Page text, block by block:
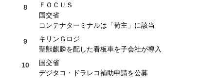
ＦＯＣＵＳ
国交省
コンテナターミナルは「荷主」に該当
キリンＧロジ
聖獣麒麟を配した看板車を子会社が導入
国交省
デジタコ・ドラレコ補助申請を公募